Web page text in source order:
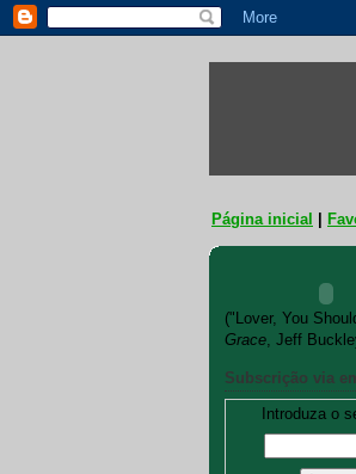
Página inicial
("Lover, You
Grace, Jeff
Subscrição via
Introduza o